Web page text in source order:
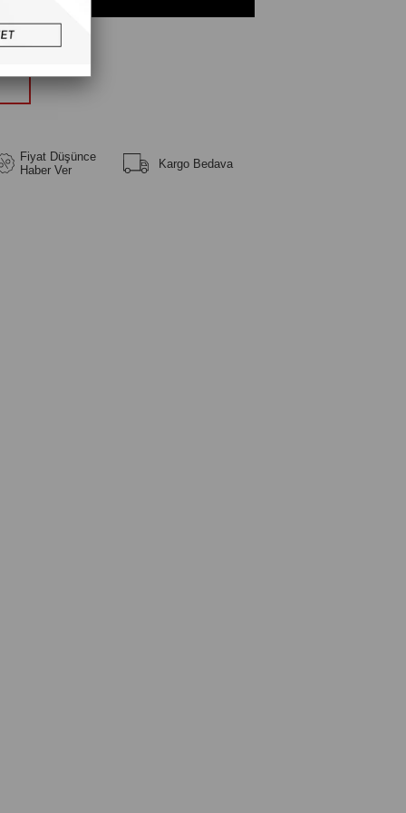
Fiyat Düşünce
Haber Ver
Kargo Bedava